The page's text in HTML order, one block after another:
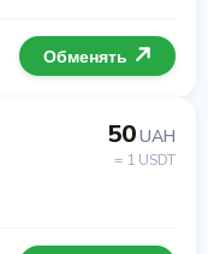
Обменять
50UAH
= 1 USDT